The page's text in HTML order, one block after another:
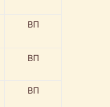
ΒΠ
ΒΠ
ΒΠ